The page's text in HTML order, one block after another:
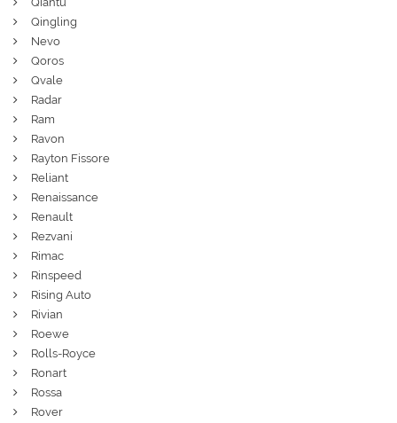
Qingling
Nevo
Qoros
Qvale
Radar
Ram
Ravon
Rayton Fissore
Reliant
Renaissance
Renault
Rezvani
Rimac
Rinspeed
Rising Auto
Rivian
Roewe
Rolls-Royce
Ronart
Rossa
Rover